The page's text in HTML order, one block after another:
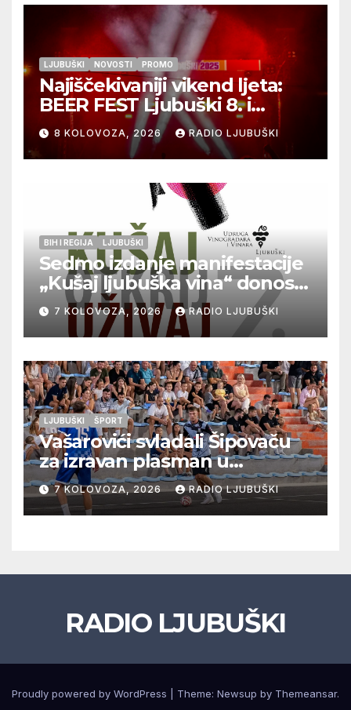
LJUBUŠKI NOVOSTI PROMO
Najiščekivaniji vikend ljeta:
BEER FEST Ljubuški 8. i
9.kolovoza
8 KOLOVOZA, 2026 RADIO LJUBUŠKI
BIH I REGIJA LJUBUŠKI
Sedmo izdanje manifestacije
„Kušaj ljubuška vina“ donosi
vrhunska vina, gastronomiju i
glazbu
7 KOLOVOZA, 2026 RADIO LJUBUŠKI
LJUBUŠKI ŠPORT
Vašarovići svladali Šipovaču
za izravan plasman u
četvrtfinale, Grab izborio
prolazak dalje, Klobuk ispao,
večeras počinje četvrtfinale
7 KOLOVOZA, 2026 RADIO LJUBUŠKI
RADIO LJUBUŠKI
Proudly powered by WordPress Theme: Newsup by Themeansar.